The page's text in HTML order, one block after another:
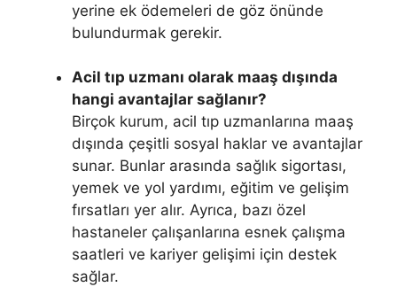
yerine ek ödemeleri de göz önünde
bulundurmak gerekir.
Acil tıp uzmanı olarak maaş dışında
hangi avantajlar sağlanır?
Birçok kurum, acil tıp uzmanlarına maaş
dışında çeşitli sosyal haklar ve avantajlar
sunar. Bunlar arasında sağlık sigortası,
yemek ve yol yardımı, eğitim ve gelişim
fırsatları yer alır. Ayrıca, bazı özel
hastaneler çalışanlarına esnek çalışma
saatleri ve kariyer gelişimi için destek
sağlar.